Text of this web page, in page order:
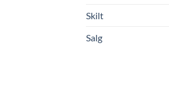
Skilt
Salg